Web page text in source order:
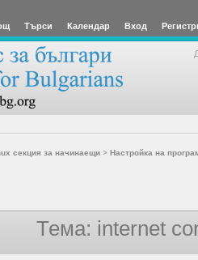
Търси Календар Вход
секция за начинаещи> Настройка на
Тема: internet